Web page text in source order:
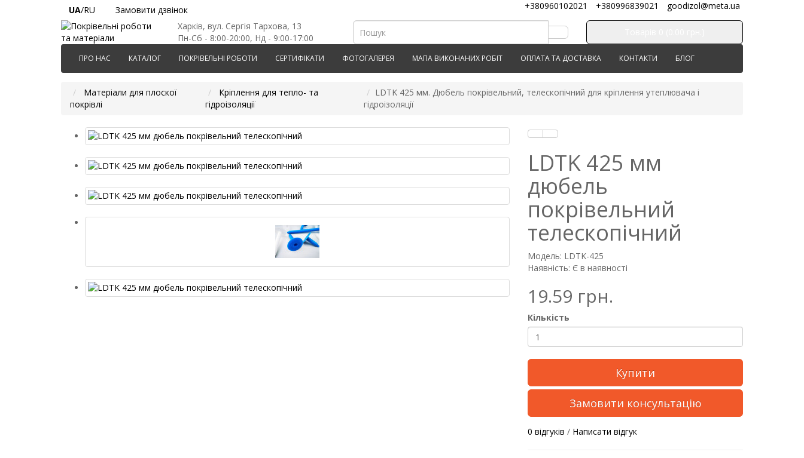
UA/RU Замовити дзвінок +380960102021 +380996839021
goodizol@meta.ua
Харків, вул. Сергія Тархова, 13
Пн-Сб - 8:00-20:00, Нд - 9:00-17:00
ПРО НАС КАТАЛОГ ПОКРІВЕЛЬНІ РОБОТИ СЕРТИФІКАТИ ФОТОГАЛЕРЕЯ МАПА ВИКОНАНИХ РОБІТ ОПЛАТА ТА ДОСТАВКА КОНТАКТИ БЛОГ
Матеріали для плоскої
покрівлі
Кріплення для тепло- та
гідроізоляції
LDTK 425 мм. Дюбель покрівельний, телескопічний для кріплення утеплювача і
гідроізоляції
LDTK 425 мм
дюбель
покрівельний
телескопічний
Модель: LDTK-425
Наявність: Є в наявності
19.59 грн.
Кількість
Купити
Замовити консультацію
0 відгуків / Написати відгук